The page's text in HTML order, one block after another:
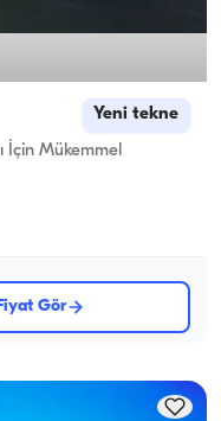
Yeni tekne
Mükemmel
Gör